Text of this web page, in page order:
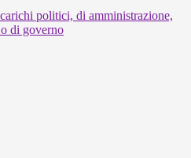
politici, di amministrazione,
di governo